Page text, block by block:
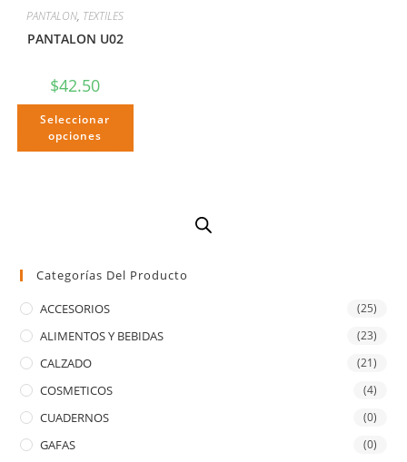
PANTALON, TEXTILES
PANTALON U02
$42.50
Seleccionar
opciones
Categorías Del Producto
ACCESORIOS (25)
ALIMENTOS Y BEBIDAS (23)
CALZADO (21)
COSMETICOS (4)
CUADERNOS (0)
GAFAS (0)